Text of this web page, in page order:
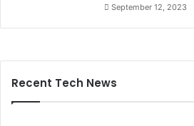
September 12, 2023
Recent Tech News